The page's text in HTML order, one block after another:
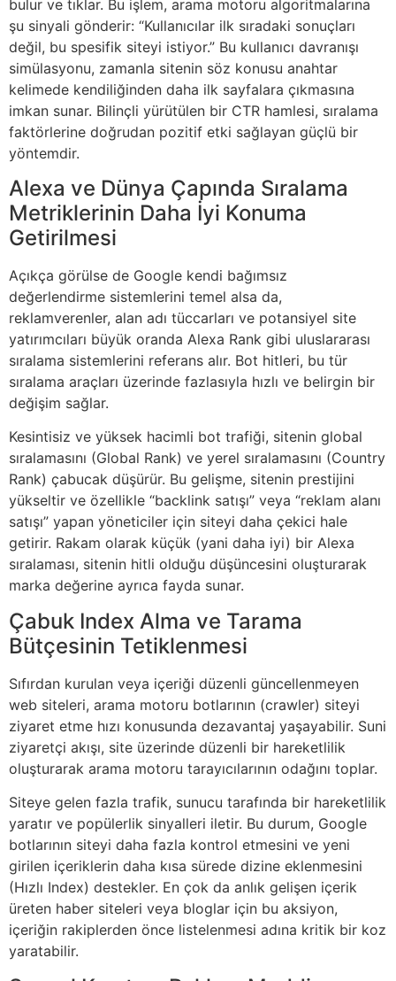
bulur ve tıklar. Bu işlem, arama motoru algoritmalarına
şu sinyali gönderir: “Kullanıcılar ilk sıradaki sonuçları
değil, bu spesifik siteyi istiyor.” Bu kullanıcı davranışı
simülasyonu, zamanla sitenin söz konusu anahtar
kelimede kendiliğinden daha ilk sayfalara çıkmasına
imkan sunar. Bilinçli yürütülen bir CTR hamlesi, sıralama
faktörlerine doğrudan pozitif etki sağlayan güçlü bir
yöntemdir.
Alexa ve Dünya Çapında Sıralama
Metriklerinin Daha İyi Konuma
Getirilmesi
Açıkça görülse de Google kendi bağımsız
değerlendirme sistemlerini temel alsa da,
reklamverenler, alan adı tüccarları ve potansiyel site
yatırımcıları büyük oranda Alexa Rank gibi uluslararası
sıralama sistemlerini referans alır. Bot hitleri, bu tür
sıralama araçları üzerinde fazlasıyla hızlı ve belirgin bir
değişim sağlar.
Kesintisiz ve yüksek hacimli bot trafiği, sitenin global
sıralamasını (Global Rank) ve yerel sıralamasını (Country
Rank) çabucak düşürür. Bu gelişme, sitenin prestijini
yükseltir ve özellikle “backlink satışı” veya “reklam alanı
satışı” yapan yöneticiler için siteyi daha çekici hale
getirir. Rakam olarak küçük (yani daha iyi) bir Alexa
sıralaması, sitenin hitli olduğu düşüncesini oluşturarak
marka değerine ayrıca fayda sunar.
Çabuk Index Alma ve Tarama
Bütçesinin Tetiklenmesi
Sıfırdan kurulan veya içeriği düzenli güncellenmeyen
web siteleri, arama motoru botlarının (crawler) siteyi
ziyaret etme hızı konusunda dezavantaj yaşayabilir. Suni
ziyaretçi akışı, site üzerinde düzenli bir hareketlilik
oluşturarak arama motoru tarayıcılarının odağını toplar.
Siteye gelen fazla trafik, sunucu tarafında bir hareketlilik
yaratır ve popülerlik sinyalleri iletir. Bu durum, Google
botlarının siteyi daha fazla kontrol etmesini ve yeni
girilen içeriklerin daha kısa sürede dizine eklenmesini
(Hızlı Index) destekler. En çok da anlık gelişen içerik
üreten haber siteleri veya bloglar için bu aksiyon,
içeriğin rakiplerden önce listelenmesi adına kritik bir koz
yaratabilir.